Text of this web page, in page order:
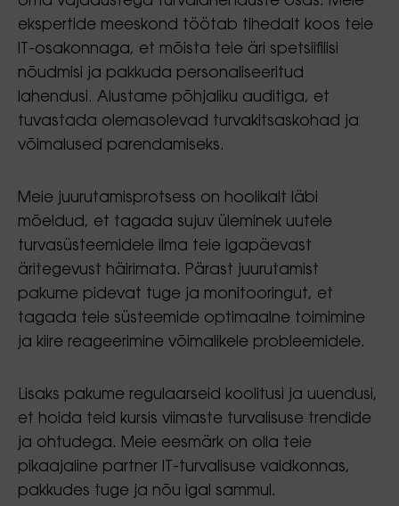
ekspertide meeskond töötab tihedalt koos teie
IT-osakonnaga, et mõista teie äri spetsiifilisi
nõudmisi ja pakkuda personaliseeritud
lahendusi. Alustame põhjaliku auditiga, et
tuvastada olemasolevad turvakitsaskohad ja
võimalused parendamiseks.
Meie juurutamisprotsess on hoolikalt läbi
mõeldud, et tagada sujuv üleminek uutele
turvasüsteemidele ilma teie igapäevast
äritegevust häirimata. Pärast juurutamist
pakume pidevat tuge ja monitooringut, et
tagada teie süsteemide optimaalne toimimine
ja kiire reageerimine võimalikele probleemidele.
Lisaks pakume regulaarseid koolitusi ja uuendusi,
et hoida teid kursis viimaste turvalisuse trendide
ja ohtudega. Meie eesmärk on olla teie
pikaajaline partner IT-turvalisuse valdkonnas,
pakkudes tuge ja nõu igal sammul.